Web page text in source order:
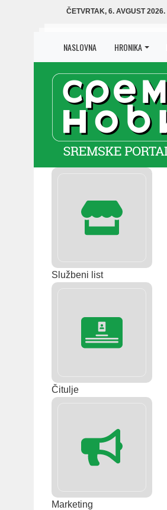
ČETVRTAK, 6. AVGUST 2026.
NASLOVNA HRONIKA
Službeni list
Čitulje
Marketing